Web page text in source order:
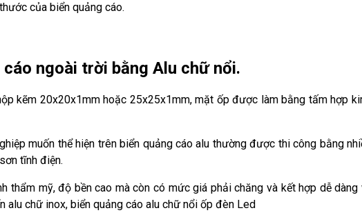
của biển quảng cáo.
ngoài trời bằng Alu chữ nổi.
kẽm 20x20x1mm hoặc 25x25x1mm, mặt ốp được làm bằng tấm hợp
muốn thể hiện trên biển quảng cáo alu thường được thi công bằng
tĩnh điện.
thẩm mỹ, độ bền cao mà còn có mức giá phải chăng và kết hợp dễ dàng
alu chữ inox, biển quảng cáo alu chữ nổi ốp đèn Led